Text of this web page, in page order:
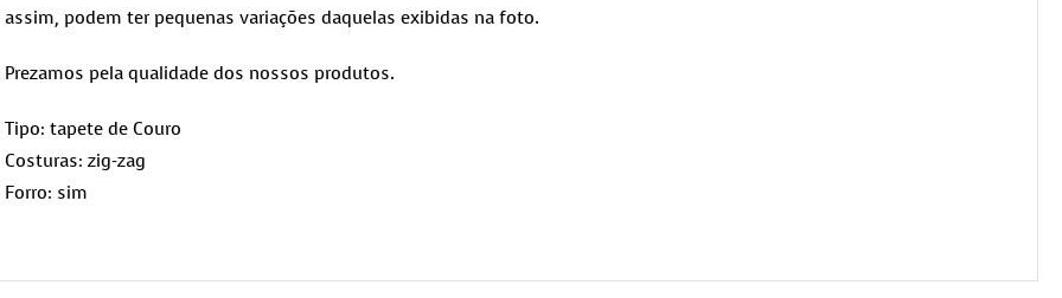
assim, podem ter pequenas variações daquelas exibidas na foto.
Prezamos pela qualidade dos nossos produtos.
Tipo: tapete de Couro
Costuras: zig-zag
Forro: sim